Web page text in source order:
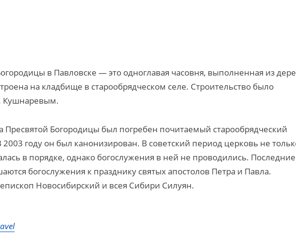
в Павловске — это одноглавая часовня, выполненная из
на кладбище в старообрядческом селе. Строительство было
Кушнаревым.
Пресвятой Богородицы был погребен почитаемый старообрядческий
году он был канонизирован. В советский период церковь не
в порядке, однако богослужения в ней не проводились. Последние
богослужения к празднику святых апостолов Петра и Павла.
Новосибирский и всея Сибири Силуян.